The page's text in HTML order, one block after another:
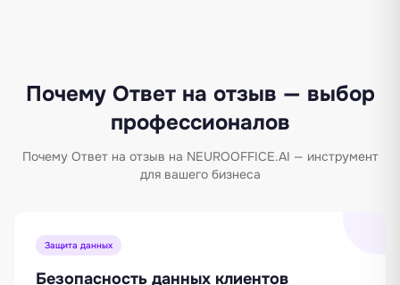
Почему Ответ на отзыв — выбор
профессионалов
Почему Ответ на отзыв на NEUROOFFICE.AI — инструмент
для вашего бизнеса
Защита данных
Безопасность данных клиентов